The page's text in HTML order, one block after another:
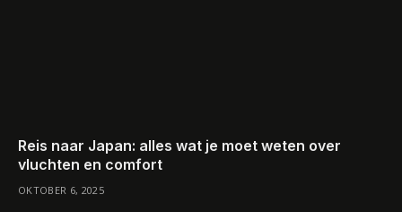
Reis naar Japan: alles wat je moet weten over
vluchten en comfort
OKTOBER 6, 2025